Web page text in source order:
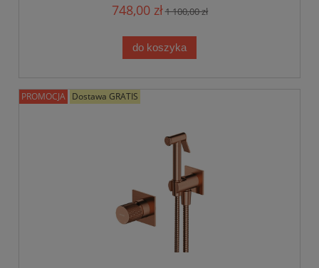
748,00 zł1 100,00 zł
do koszyka
PROMOCJA Dostawa GRATIS